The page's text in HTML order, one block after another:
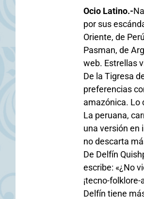
Ocio Latino.-
por sus
Oriente, de
Pasman, de
web. Estrellas
De la Tigresa
preferencias
amazónica. Lo
La peruana,
una versión en
no descarta
De Delfín
escribe: «¿No
¡tecno-folklore-
Delfín tiene